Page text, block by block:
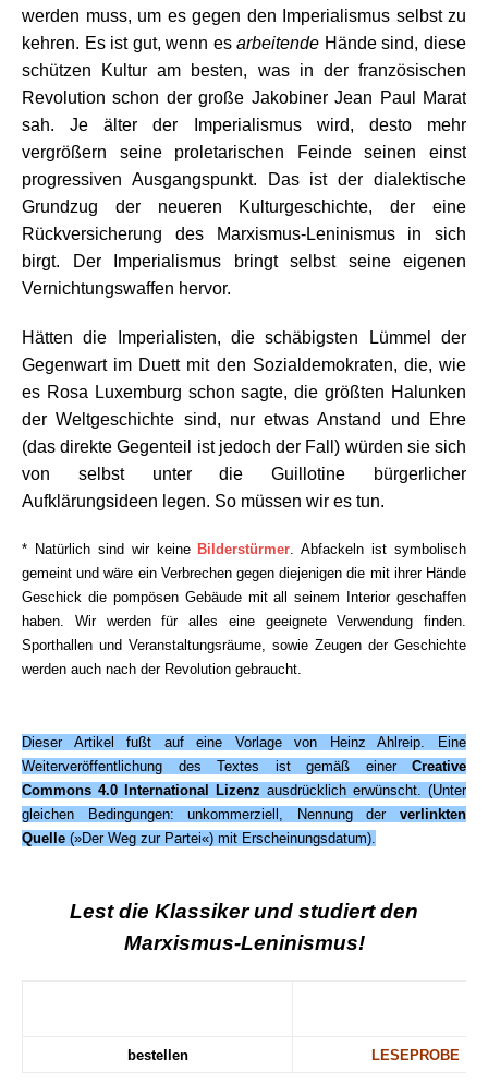
werden muss, um es gegen den Imperialismus selbst zu
kehren. Es ist gut, wenn esarbeitende Hände sind, diese
schützen Kultur am besten, was in der französischen
Revolution schon der große Jakobiner Jean Paul Marat
sah. Je älter der Imperialismus wird, desto mehr
vergrößern seine proletarischen Feinde seinen einst
progressiven Ausgangspunkt. Das ist der dialektische
Grundzug der neueren Kulturgeschichte, der eine
Rückversicherung des Marxismus-Leninismus in sich
birgt. Der Imperialismus bringt selbst seine eigenen
Vernichtungswaffen hervor.
Hätten die Imperialisten, die schäbigsten Lümmel der
Gegenwart im Duett mit den Sozialdemokraten, die, wie
es Rosa Luxemburg schon sagte, die größten Halunken
der Weltgeschichte sind, nur etwas Anstand und Ehre
(das direkte Gegenteil ist jedoch der Fall) würden sie sich
von selbst unter die Guillotine bürgerlicher
Aufklärungsideen legen. So müssen wir es tun.
* Natürlich sind wir keine Bilderstürmer. Abfackeln ist symbolisch
gemeint und wäre ein Verbrechen gegen diejenigen die mit ihrer Hände
Geschick die pompösen Gebäude mit all seinem Interior geschaffen
haben. Wir werden für alles eine geeignete Verwendung finden.
Sporthallen und Veranstaltungsräume, sowie Zeugen der Geschichte
werden auch nach der Revolution gebraucht.
Dieser Artikel fußt auf eine Vorlage von Heinz Ahlreip. Eine
Weiterveröffentlichung des Textes ist gemäß einer Creative
Commons 4.0 International Lizenz ausdrücklich erwünscht. (Unter
gleichen Bedingungen: unkommerziell, Nennung der verlinkten
Quelle (»Der Weg zur Partei«) mit Erscheinungsdatum).
Lest die Klassiker und studiert den
Marxismus-Leninismus!
bestellen LESEPROBE